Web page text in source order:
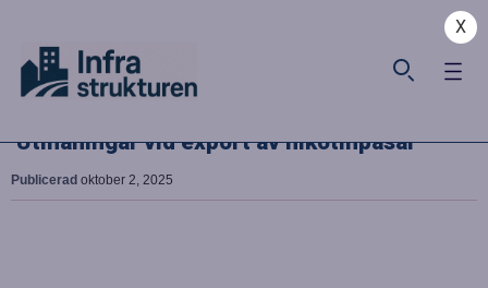
X
Utmaningar vid export av nikotinpåsar
Publicerad oktober 2, 2025